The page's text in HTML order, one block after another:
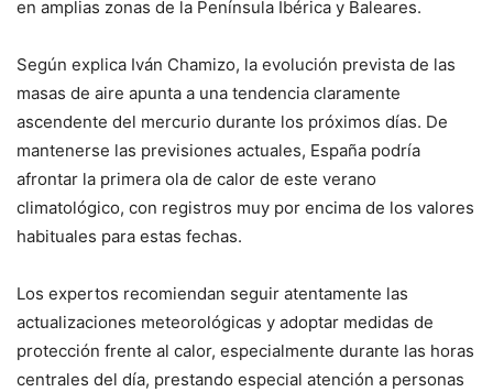
en amplias zonas de la Península Ibérica y Baleares.
Según explica Iván Chamizo, la evolución prevista de las
masas de aire apunta a una tendencia claramente
ascendente del mercurio durante los próximos días. De
mantenerse las previsiones actuales, España podría
afrontar la primera ola de calor de este verano
climatológico, con registros muy por encima de los valores
habituales para estas fechas.
Los expertos recomiendan seguir atentamente las
actualizaciones meteorológicas y adoptar medidas de
protección frente al calor, especialmente durante las horas
centrales del día, prestando especial atención a personas